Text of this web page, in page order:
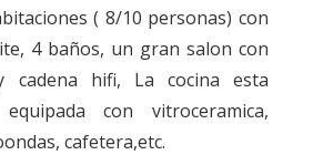
( 8/10 personas) con
4 baños, un gran salon con
cadena hifi, La cocina esta
equipada con vitroceramica,
cafetera,etc.